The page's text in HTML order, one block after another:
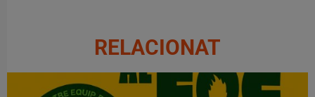
RELACIONAT